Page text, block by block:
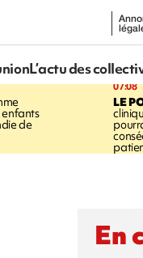
L’actu des
enfants
de
07:08
LE
En